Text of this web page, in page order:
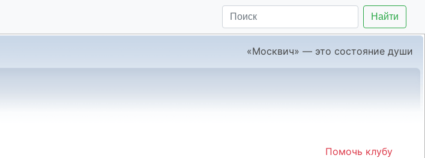
Найти
«Москвич» — это состояние души
Помочь клубу